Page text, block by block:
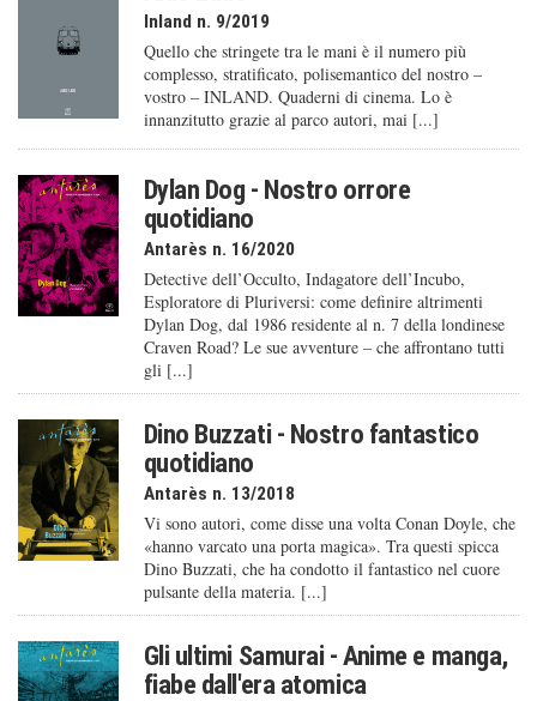
Inland n. 9/2019
Quello che stringete tra le mani è il numero più
complesso, stratificato, polisemantico del nostro –
vostro – INLAND. Quaderni di cinema. Lo è
innanzitutto grazie al parco autori, mai [...]
Dylan Dog - Nostro orrore
quotidiano
Antarès n. 16/2020
Detective dell’Occulto, Indagatore dell’Incubo,
Esploratore di Pluriversi: come definire altrimenti
Dylan Dog, dal 1986 residente al n. 7 della londinese
Craven Road? Le sue avventure – che affrontano tutti
gli [...]
Dino Buzzati - Nostro fantastico
quotidiano
Antarès n. 13/2018
Vi sono autori, come disse una volta Conan Doyle, che
«hanno varcato una porta magica». Tra questi spicca
Dino Buzzati, che ha condotto il fantastico nel cuore
pulsante della materia. [...]
Gli ultimi Samurai - Anime e manga,
fiabe dall'era atomica